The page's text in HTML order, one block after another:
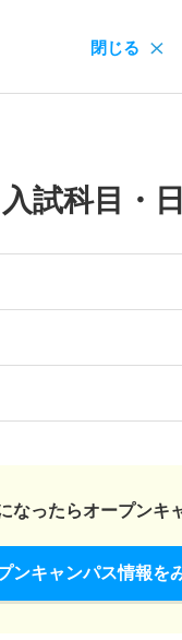
閉じる
試科目・
なったらオープンキ
ンキャンパス情報を